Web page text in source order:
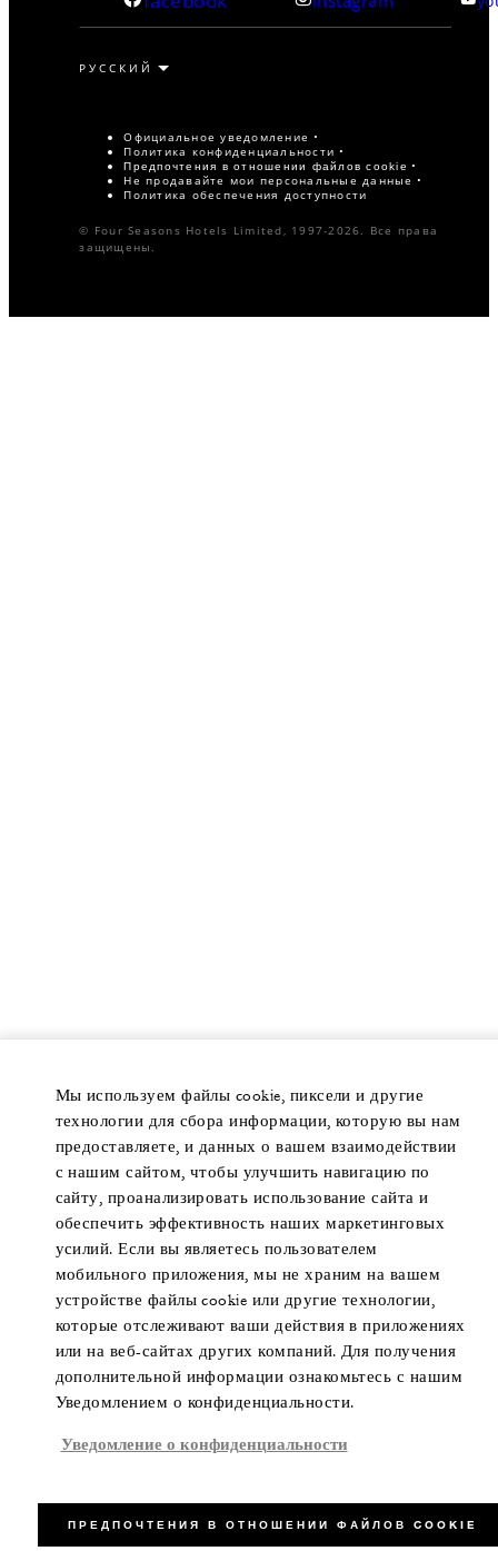
Официальное уведомление
Политика конфиденциальности
Предпочтения в отношении файлов cookie
Не продавайте мои персональные данные
Политика обеспечения доступности
© Four Seasons Hotels Limited, 1997-2026. Все права
защищены.
Мы используем файлы cookie, пиксели и другие
технологии для сбора информации, которую вы нам
предоставляете, и данных о вашем взаимодействии
с нашим сайтом, чтобы улучшить навигацию по
сайту, проанализировать использование сайта и
обеспечить эффективность наших маркетинговых
усилий. Если вы являетесь пользователем
мобильного приложения, мы не храним на вашем
устройстве файлы cookie или другие технологии,
которые отслеживают ваши действия в приложениях
или на веб-сайтах других компаний. Для получения
дополнительной информации ознакомьтесь с нашим
Уведомлением о конфиденциальности.
Уведомление о конфиденциальности
ПРЕДПОЧТЕНИЯ В ОТНОШЕНИИ ФАЙЛОВ COOKIE